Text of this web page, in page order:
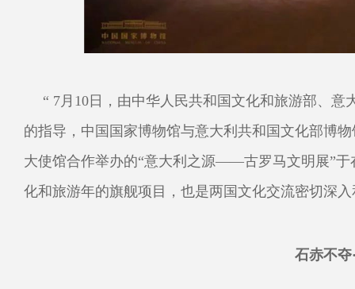
“ 7月10日，由中华人民共和国文化和旅游部、
的指导，中国国家博物馆与意大利共和国文化部博
大使馆合作举办的“意大利之源——古罗马文明展”于
化和旅游年的旗舰项目，也是两国文化交流密切深
石赤不夺